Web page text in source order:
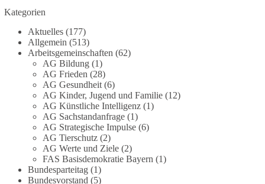
aufgearbeitet.
Auch in Deutschland warten viele Menschen bis
heute auf Antworten:
❓ Wie wurden politische Entscheidungen
getroffen?
❓ Welche Maßnahmen waren notwendig und
welche nicht?
❓Und wer übernimmt die Verantwortung für die
massiven Folgen für Kinder, Familien,
Unternehmen und das Vertrauen in unseren
Rechtsstaat?
Kategorien
Aktuelles(177)
Allgemein (513)
Arbeitsgemeinschaften (62)
AG Bildung(1)
AG Frieden (28)
AG Gesundheit(6)
AG Kinder, Jugend und Familie(12)
AG Künstliche Intelligenz(1)
AG Sachstandanfrage(1)
AG Strategische Impulse(6)
AG Tierschutz(2)
AG Werte und Ziele(2)
FAS Basisdemokratie Bayern (1)
Bundesparteitag(1)
Bundesvorstand (5)